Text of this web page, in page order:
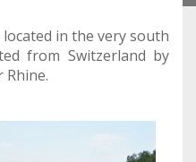
in the very south
from Switzerland by